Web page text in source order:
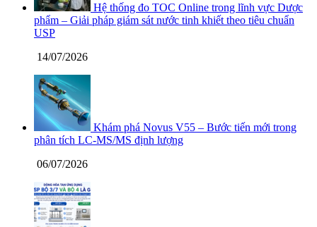
Hệ thống đo TOC Online trong lĩnh vực Dược
phẩm – Giải pháp giám sát nước tinh khiết theo tiêu chuẩn
USP
14/07/2026
Khám phá Novus V55 – Bước tiến mới trong
phân tích LC-MS/MS định lượng
06/07/2026